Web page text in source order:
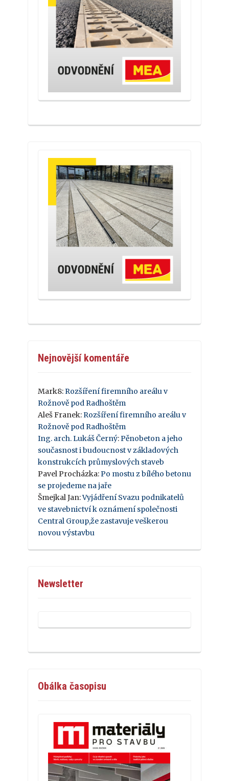
Nejnovější komentáře
Mark8: Rozšíření firemního areálu v
Rožnově pod Radhoštěm
Aleš Franek: Rozšíření firemního areálu v
Rožnově pod Radhoštěm
Ing. arch. Lukáš Černý: Pěnobeton a jeho
současnost i budoucnost v základových
konstrukcích průmyslových staveb
Pavel Procházka: Po mostu z bílého betonu
se projedeme na jaře
Šmejkal Jan:Vyjádření Svazu podnikatelů
ve stavebnictví k oznámení společnosti
Central Group,že zastavuje veškerou
novou výstavbu
Newsletter
Obálka časopisu